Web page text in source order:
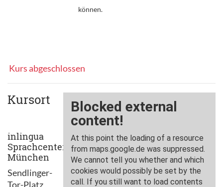
können.
Kurs abgeschlossen
Kursort
inlingua
Sprachcenter
München
Sendlinger-
Tor-Platz